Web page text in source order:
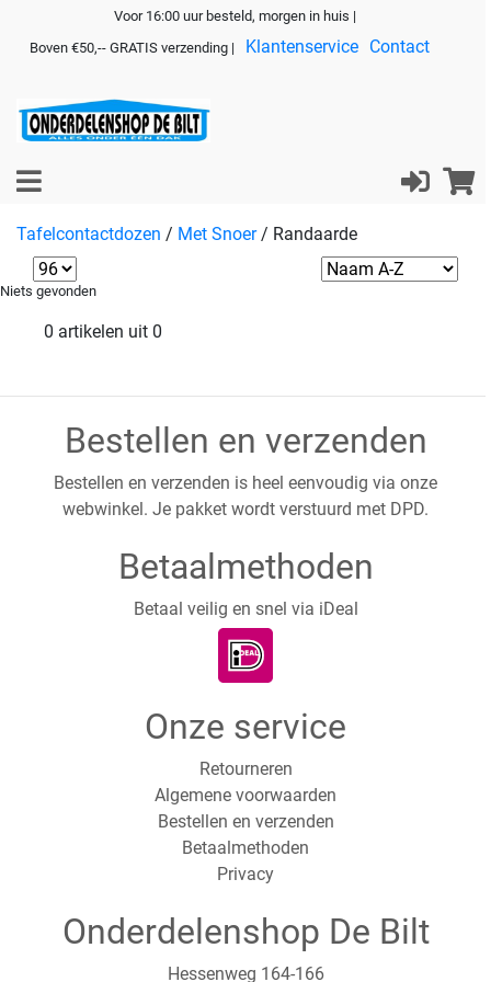
Voor 16:00 uur besteld, morgen in huis |
Boven €50,-- GRATIS verzending |
Klantenservice Contact
Tafelcontactdozen / Met Snoer / Randaarde
Niets gevonden
0 artikelen uit 0
Bestellen en verzenden
Bestellen en verzenden is heel eenvoudig via onze
webwinkel. Je pakket wordt verstuurd met DPD.
Betaalmethoden
Betaal veilig en snel via iDeal
Onze service
Retourneren
Algemene voorwaarden
Bestellen en verzenden
Betaalmethoden
Privacy
Onderdelenshop De Bilt
Hessenweg 164-166